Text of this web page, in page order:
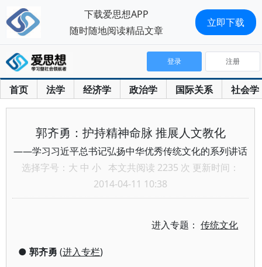
首页 法学 经济学 政治学 国际关系 社会学
登录 注册
郭齐勇：护持精神命脉 推展人文教化
——学习习近平总书记弘扬中华优秀传统文化的系列讲话
选择字号： 大 中 小 本文共阅读 2235 次 更新时间：
2014-04-11 10:38
进入专题：传统文化
● 郭齐勇 (进入专栏)
下载爱思想APP
随时随地阅读精品文章
立即下载